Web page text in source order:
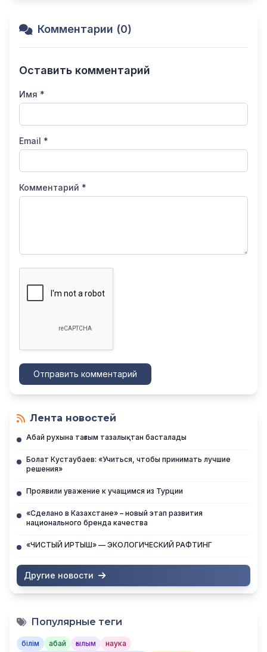
Комментарии (0)
Оставить комментарий
Имя *
Email *
Комментарий *
Отправить комментарий
Лента новостей
Абай рухына тағзым тазалықтан басталады
Болат Кустаубаев: «Учиться, чтобы принимать лучшие
решения»
Проявили уважение к учащимся из Турции
«Сделано в Казахстане» – новый этап развития
национального бренда качества
«ЧИСТЫЙ ИРТЫШ» — ЭКОЛОГИЧЕСКИЙ РАФТИНГ
Другие новости
Популярные теги
білім абай ғылым
наука